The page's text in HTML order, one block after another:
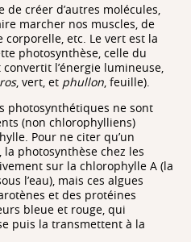
créer d’autres molécules,
marcher nos muscles, de
etc. Le vert est la
photosynthèse, celle du
l’énergie lumineuse,
, vert, et phullon , feuille).
photosynthétiques ne sont
(non chlorophylliens)
Pour ne citer qu’un
photosynthèse chez les
sur la chlorophylle A (la
l’eau), mais ces algues
et des protéines
bleue et rouge, qui
puis la transmettent à la